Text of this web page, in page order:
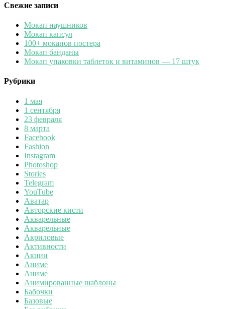
Свежие записи
Мокап наушников
Мокап капсул
100+ мокапов постера
Мокап банданы
Мокап упаковки таблеток и витаминов — 17 штук
Рубрики
1 мая
1 сентября
23 февраля
8 марта
Facebook
Fashion
Instagram
Photoshop
Stories
Telegram
YouTube
Аватар
Авторские кисти
Акварельные
Акварельные
Акриловые
Активности
Акции
Аниме
Аниме
Анимированные шаблоны
Бабочки
Базовые